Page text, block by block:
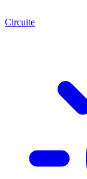
Circuite